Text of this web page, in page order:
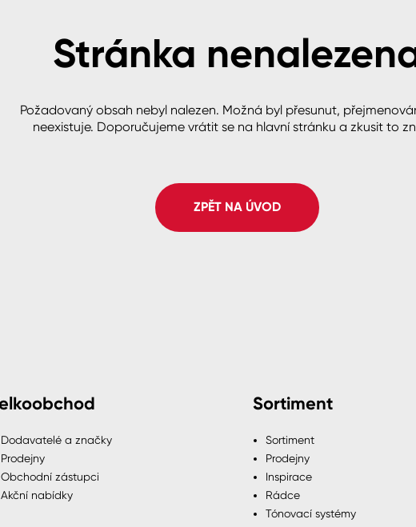
technickéStránka
Požadovaný obsah nebyl nalezen. Možná byl přesunut,
neexistuje. Doporučujeme vrátit se na hlavní stránku a zkusit to
ZPĚT NA ÚVOD
Dodavatelé a značky
Prodejny
Obchodní zástupci
Akční nabídky
Sortiment
Sortiment
Prodejny
Inspirace
Rádce
Tónovací systémy